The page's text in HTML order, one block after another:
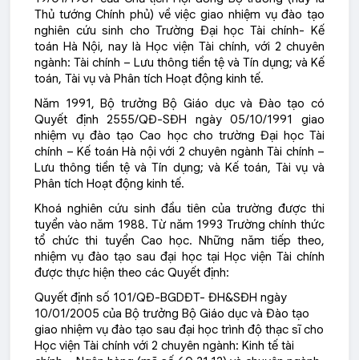
Thủ tướng Chính phủ) về việc giao nhiệm vụ đào tạo
nghiên cứu sinh cho Trường Đại học Tài chính- Kế
toán Hà Nội, nay là Học viện Tài chính, với 2 chuyên
ngành: Tài chính – Lưu thông tiền tệ và Tín dụng; và Kế
toán, Tài vụ và Phân tích Hoạt động kinh tế.
Năm 1991, Bộ trưởng Bộ Giáo dục và Đào tạo có
Quyết định 2555/QĐ-SĐH ngày 05/10/1991 giao
nhiệm vụ đào tạo Cao học cho trường Đại học Tài
chính – Kế toán Hà nội với 2 chuyên ngành Tài chính –
Lưu thông tiền tệ và Tín dụng; và Kế toán, Tài vụ và
Phân tích Hoạt động kinh tế.
Khoá nghiên cứu sinh đầu tiên của trường được thi
tuyển vào năm 1988. Từ năm 1993 Trường chính thức
tổ chức thi tuyển Cao học. Những năm tiếp theo,
nhiệm vụ đào tạo sau đại học tại Học viện Tài chính
được thực hiện theo các Quyết định:
Quyết định số 101/QĐ-BGDĐT- ĐH&SĐH ngày
10/01/2005 của Bộ trưởng Bộ Giáo dục và Đào tạo
giao nhiệm vụ đào tạo sau đại học trình độ thạc sĩ cho
Học viện Tài chính với 2 chuyên ngành: Kinh tế tài